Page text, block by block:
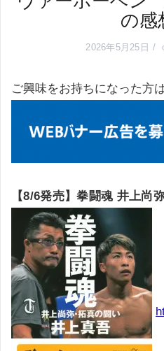
の感
2026年5月25日
ご興味をお持ちになった方
【8/6発売】拳闘魂 井上尚